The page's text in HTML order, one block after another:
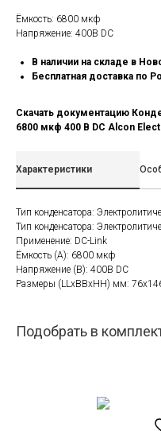
Ёмкость: 6800 мкф
Напряжение: 400В DC
В наличии на складе в
Бесплатная доставка по
Скачать документацию
6800 мкф 400 В DC Alcon
Характеристики
Тип конденсатора:
Тип конденсатора:
Применение: DC-Link
Ёмкость (A): 6800 мкф
Напряжение (В): 400В DC
Размеры (LLxBBxHH) мм:
Подобрать в